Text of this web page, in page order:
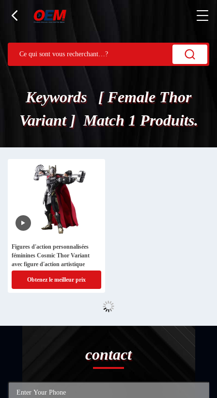
Keywords [ Female Thor
Variant ] Match 1 Produits.
Figures d'action personnalisées
féminines Cosmic Thor Variant
avec figure d'action artistique
Obtenez le meilleur prix
contact